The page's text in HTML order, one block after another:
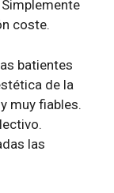
coste.
batientes
de la
muy fiables.
las